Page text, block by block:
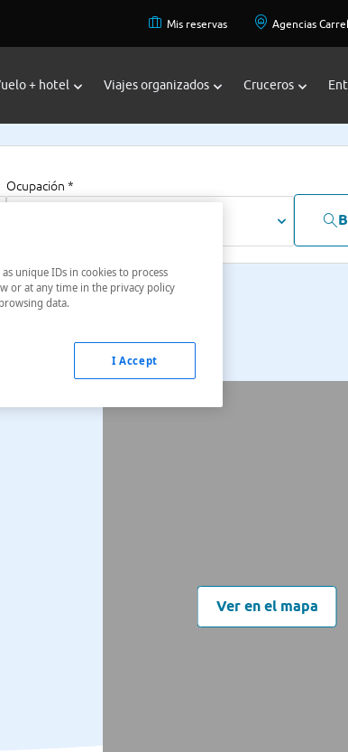
Mis reservas Agencias
+ hotel Viajes organizados Cruceros
Ocupación *
Ver en el mapa
unique IDs in cookies to process
or at any time in the privacy policy
data.
I Accept